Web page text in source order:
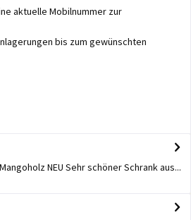
aktuelle Mobilnummer zur
bis zum gewünschten
NEU Sehr schöner Schrank aus...